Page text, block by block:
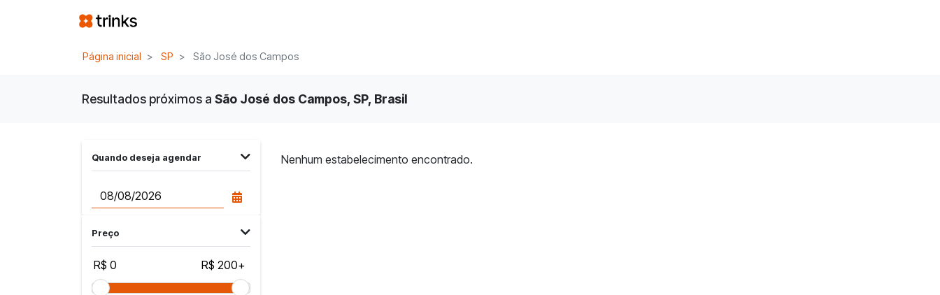
Página inicial SP São José dos Campos
Resultados próximos a São José dos Campos, SP, Brasil
Quando deseja agendar
Preço
R$ 0 R$ 200+
Nenhum estabelecimento encontrado.